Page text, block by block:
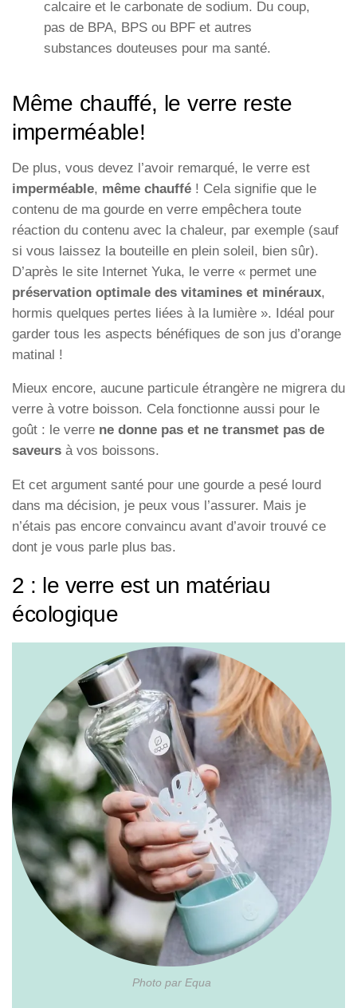
calcaire et le carbonate de sodium. Du coup,
pas de BPA, BPS ou BPF et autres
substances douteuses pour ma santé.
Même chauffé, le verre reste
imperméable!
De plus, vous devez l’avoir remarqué, le verre est
imperméable, même chauffé ! Cela signifie que le
contenu de ma gourde en verre empêchera toute
réaction du contenu avec la chaleur, par exemple (sauf
si vous laissez la bouteille en plein soleil, bien sûr).
D’après le site Internet Yuka, le verre « permet une
préservation optimale des vitamines et minéraux,
hormis quelques pertes liées à la lumière ». Idéal pour
garder tous les aspects bénéfiques de son jus d’orange
matinal !
Mieux encore, aucune particule étrangère ne migrera du
verre à votre boisson. Cela fonctionne aussi pour le
goût : le verre ne donne pas et ne transmet pas de
saveurs à vos boissons.
Et cet argument santé pour une gourde a pesé lourd
dans ma décision, je peux vous l’assurer. Mais je
n’étais pas encore convaincu avant d’avoir trouvé ce
dont je vous parle plus bas.
2 : le verre est un matériau
écologique
Photo par Equa